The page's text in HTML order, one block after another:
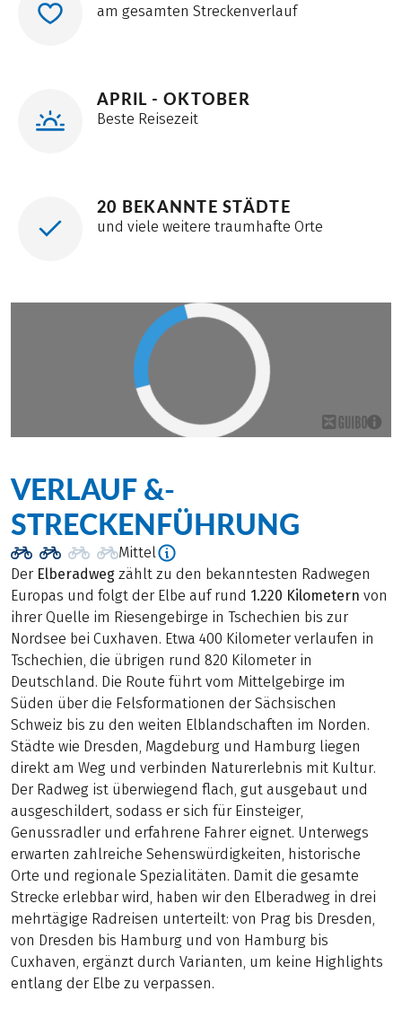
am gesamten Streckenverlauf
APRIL - OKTOBER
Beste Reisezeit
20 BEKANNTE STÄDTE
und viele weitere traumhafte Orte
VERLAUF &­
STRECKENFÜHRUNG
Mittel
Der Elberadweg zählt zu den bekanntesten Radwegen
Europas und folgt der Elbe auf rund 1.220 Kilometern von
ihrer Quelle im Riesengebirge in Tschechien bis zur
Nordsee bei Cuxhaven. Etwa 400 Kilometer verlaufen in
Tschechien, die übrigen rund 820 Kilometer in
Deutschland. Die Route führt vom Mittelgebirge im
Süden über die Felsformationen der Sächsischen
Schweiz bis zu den weiten Elblandschaften im Norden.
Städte wie Dresden, Magdeburg und Hamburg liegen
direkt am Weg und verbinden Naturerlebnis mit Kultur.
Der Radweg ist überwiegend flach, gut ausgebaut und
ausgeschildert, sodass er sich für Einsteiger,
Genussradler und erfahrene Fahrer eignet. Unterwegs
erwarten zahlreiche Sehenswürdigkeiten, historische
Orte und regionale Spezialitäten. Damit die gesamte
Strecke erlebbar wird, haben wir den Elberadweg in drei
mehrtägige Radreisen unterteilt: von Prag bis Dresden,
von Dresden bis Hamburg und von Hamburg bis
Cuxhaven, ergänzt durch Varianten, um keine Highlights
entlang der Elbe zu verpassen.